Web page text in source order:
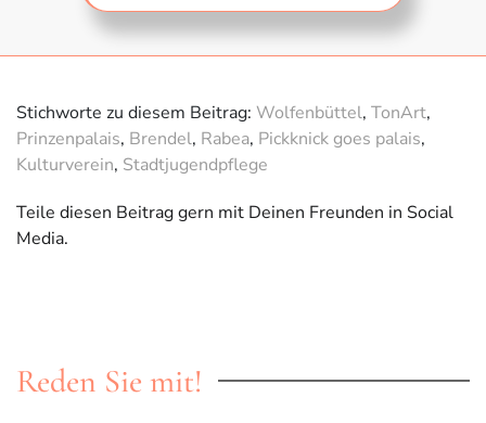
Stichworte zu diesem Beitrag: Wolfenbüttel, TonArt,
Prinzenpalais, Brendel, Rabea, Pickknick goes palais,
Kulturverein, Stadtjugendpflege
Teile diesen Beitrag gern mit Deinen Freunden in Social
Media.
Reden Sie mit!